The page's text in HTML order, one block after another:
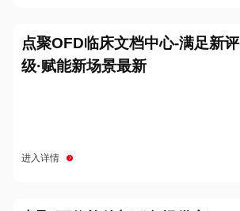
点聚OFD临床文档中心-满足新评
级·赋能新场景最新
进入详情